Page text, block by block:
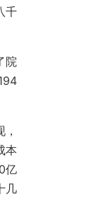
千
院
本
亿
几